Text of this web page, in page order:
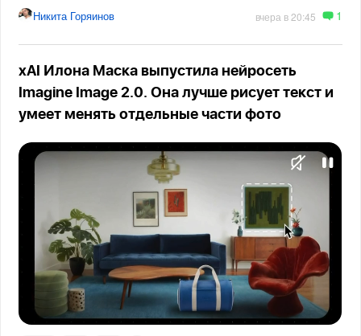
Никита Горяинов вчера в 20:45 1
xAI Илона Маска выпустила нейросеть
Imagine Image 2.0. Она лучше рисует текст и
умеет менять отдельные части фото